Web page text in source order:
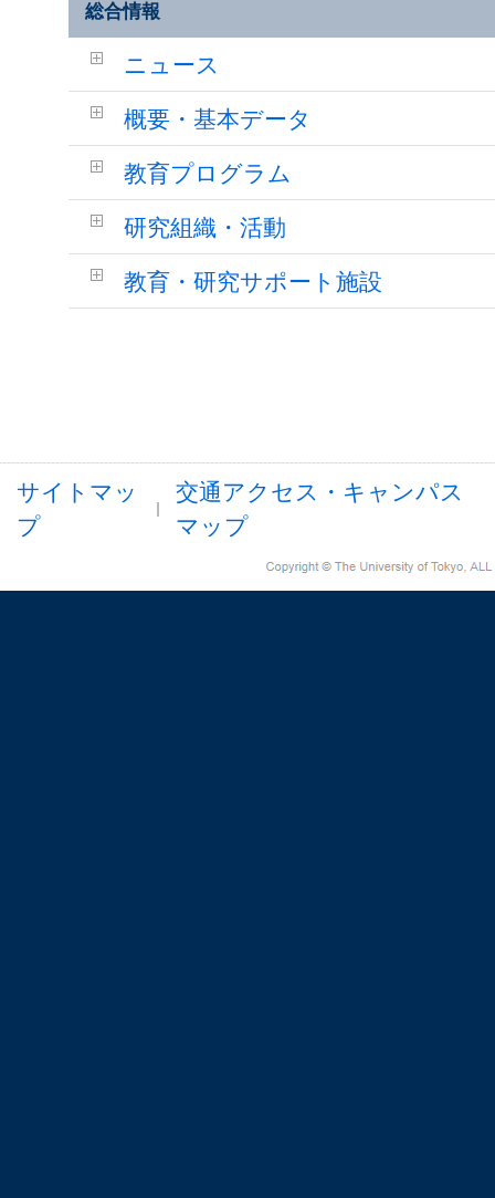
総合情報
ニュース
概要・基本データ
教育プログラム
研究組織・活動
教育・研究サポート施設
サイトマッ
プ
交通アクセス・キャンパス
マップ